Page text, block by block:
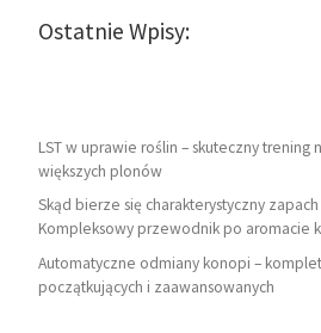
Ostatnie Wpisy:
LST w uprawie roślin – skuteczny trening
większych plonów
Skąd bierze się charakterystyczny
Kompleksowy przewodnik po aromacie
Automatyczne odmiany konopi –
początkujących i zaawansowanych